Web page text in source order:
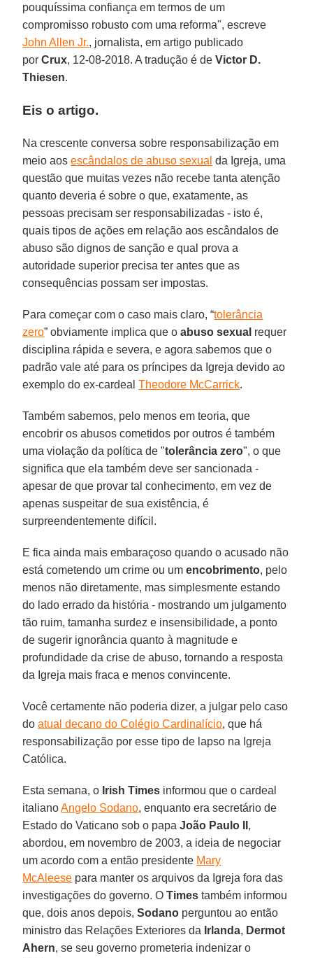
pouquíssima confiança em termos de um
compromisso robusto com uma reforma", escreve
John Allen Jr., jornalista, em artigo publicado
porCrux, 12-08-2018. A tradução é deVictor D.
Thiesen.
Eis o artigo.
Na crescente conversa sobre responsabilização em
meio aosescândalos de abuso sexual da Igreja, uma
questão que muitas vezes não recebe tanta atenção
quanto deveria é sobre o que, exatamente, as
pessoas precisam ser responsabilizadas - isto é,
quais tipos de ações em relação aos escândalos de
abuso são dignos de sanção e qual prova a
autoridade superior precisa ter antes que as
consequências possam ser impostas.
Para começar com o caso mais claro, “tolerância
zero” obviamente implica que oabuso sexual requer
disciplina rápida e severa, e agora sabemos que o
padrão vale até para os príncipes da Igreja devido ao
exemplo do ex-cardealTheodore McCarrick.
Também sabemos, pelo menos em teoria, que
encobrir os abusos cometidos por outros é também
uma violação da política de "tolerância zero", o que
significa que ela também deve ser sancionada -
apesar de que provar tal conhecimento, em vez de
apenas suspeitar de sua existência, é
surpreendentemente difícil.
E fica ainda mais embaraçoso quando o acusado não
está cometendo um crime ou umencobrimento, pelo
menos não diretamente, mas simplesmente estando
do lado errado da história - mostrando um julgamento
tão ruim, tamanha surdez e insensibilidade, a ponto
de sugerir ignorância quanto à magnitude e
profundidade da crise de abuso, tornando a resposta
da Igreja mais fraca e menos convincente.
Você certamente não poderia dizer, a julgar pelo caso
doatual decano do Colégio Cardinalício, que há
responsabilização por esse tipo de lapso na Igreja
Católica.
Esta semana, o Irish Times informou que o cardeal
italianoAngelo Sodano, enquanto era secretário de
Estado do Vaticano sob o papaJoão Paulo II ,
abordou, em novembro de 2003, a ideia de negociar
um acordo com a então presidente Mary
McAleese para manter os arquivos da Igreja fora das
investigações do governo. OTimes também informou
que, dois anos depois,Sodano perguntou ao então
ministro das Relações Exteriores da Irlanda, Dermot
Ahern, se seu governo prometeria indenizar o